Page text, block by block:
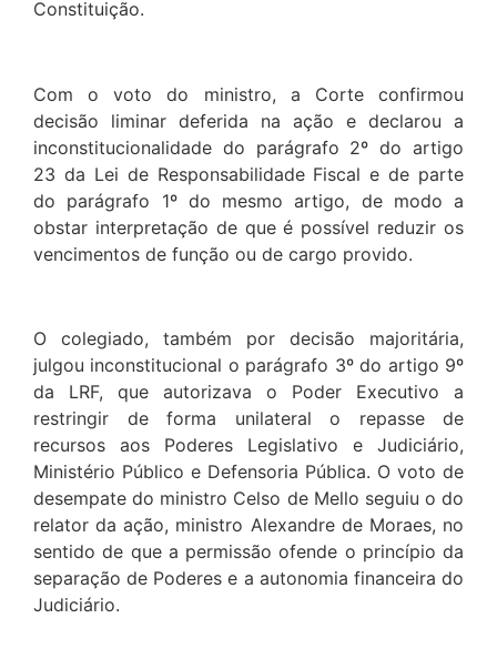
Constituição.
Com o voto do ministro, a Corte confirmou
decisão liminar deferida na ação e declarou a
inconstitucionalidade do parágrafo 2º do artigo
23 da Lei de Responsabilidade Fiscal e de parte
do parágrafo 1º do mesmo artigo, de modo a
obstar interpretação de que é possível reduzir os
vencimentos de função ou de cargo provido.
O colegiado, também por decisão majoritária,
julgou inconstitucional o parágrafo 3º do artigo 9º
da LRF, que autorizava o Poder Executivo a
restringir de forma unilateral o repasse de
recursos aos Poderes Legislativo e Judiciário,
Ministério Público e Defensoria Pública. O voto de
desempate do ministro Celso de Mello seguiu o do
relator da ação, ministro Alexandre de Moraes, no
sentido de que a permissão ofende o princípio da
separação de Poderes e a autonomia financeira do
Judiciário.